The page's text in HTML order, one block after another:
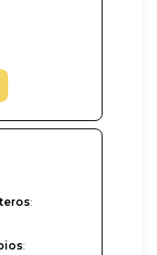
:
: